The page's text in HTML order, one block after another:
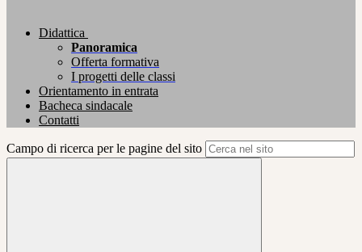
Didattica
Panoramica
Offerta formativa
I progetti delle classi
Orientamento in entrata
Bacheca sindacale
Contatti
Campo di ricerca per le pagine del sito